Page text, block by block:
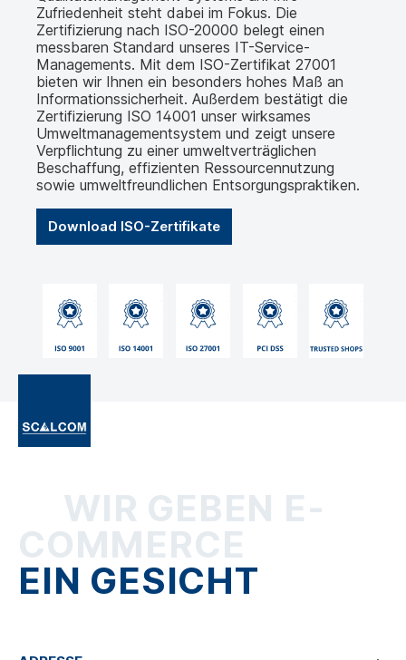
Zufriedenheit steht dabei im Fokus. Die
Zertifizierung nach ISO-20000 belegt einen
messbaren Standard unseres IT-Service-
Managements. Mit dem ISO-Zertifikat 27001
bieten wir Ihnen ein besonders hohes Maß an
Informationssicherheit. Außerdem bestätigt die
Zertifizierung ISO 14001 unser wirksames
Umweltmanagementsystem und zeigt unsere
Verpflichtung zu einer umweltverträglichen
Beschaffung, effizienten Ressourcennutzung
sowie umweltfreundlichen Entsorgungspraktiken.
Download ISO-Zertifikate
WIR GEBEN E-
COMMERCE
EIN GESICHT